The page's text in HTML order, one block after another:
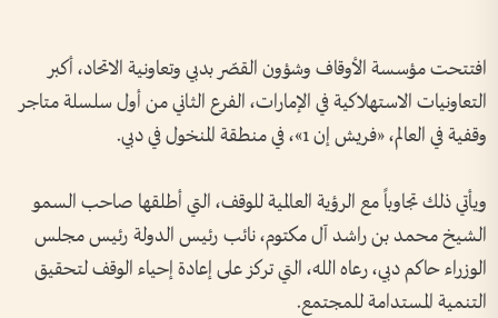
افتتحت مؤسسة الأوقاف وشؤون القصّر بدبي وتعاونية الاتحاد، أكبر
التعاونيات الاستهلاكية في الإمارات، الفرع الثاني من أول سلسلة متاجر
وقفية في العالم، «فريش إن 1»، في منطقة المنخول في دبي.
ويأتي ذلك تجاوباً مع الرؤية العالمية للوقف، التي أطلقها صاحب السمو
الشيخ محمد بن راشد آل مكتوم، نائب رئيس الدولة رئيس مجلس
الوزراء حاكم دبي، رعاه الله، التي تركز على إعادة إحياء الوقف لتحقيق
التنمية المستدامة للمجتمع.